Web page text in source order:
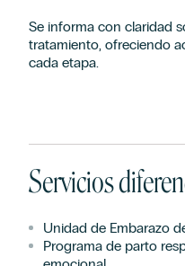
Se informa con claridad
tratamiento, ofreciendo
cada etapa.
Servicios
Unidad de Embarazo
Programa de parto